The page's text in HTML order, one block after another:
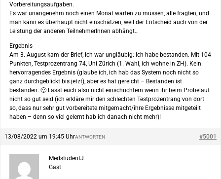
Vorbereitungsaufgaben.
Es war unangenehm noch einen Monat warten zu müssen, alle fragten, und
man kann es überhaupt nicht einschätzen, weil der Entscheid auch von der
Leistung der anderen TeilnehmerInnen abhängt…
Ergebnis
Am 3. August kam der Brief, ich war ungläubig: Ich habe bestanden. Mit 104
Punkten, Testprozentrang 74, Uni Zürich (1. Wahl, ich wohne in ZH). Kein
hervorragendes Ergebnis (glaube ich, ich hab das System noch nicht so
ganz durchgeblickt bis jetzt), aber es hat gereicht – Bestanden ist
bestanden. 🙂 Lasst euch also nicht einschüchtern wenn ihr beim Probelauf
nicht so gut seid (ich erkläre mir den schlechten Testprozentrang von dort
so, dass nur sehr gut vorbereitete mitgemacht/ihre Ergebnisse mitgeteilt
haben – denn so viel gelernt hab ich danach nicht mehr)!
13/08/2022 um 19:45 Uhr #5001
ANTWORTEN
MedstudentJ
Gast